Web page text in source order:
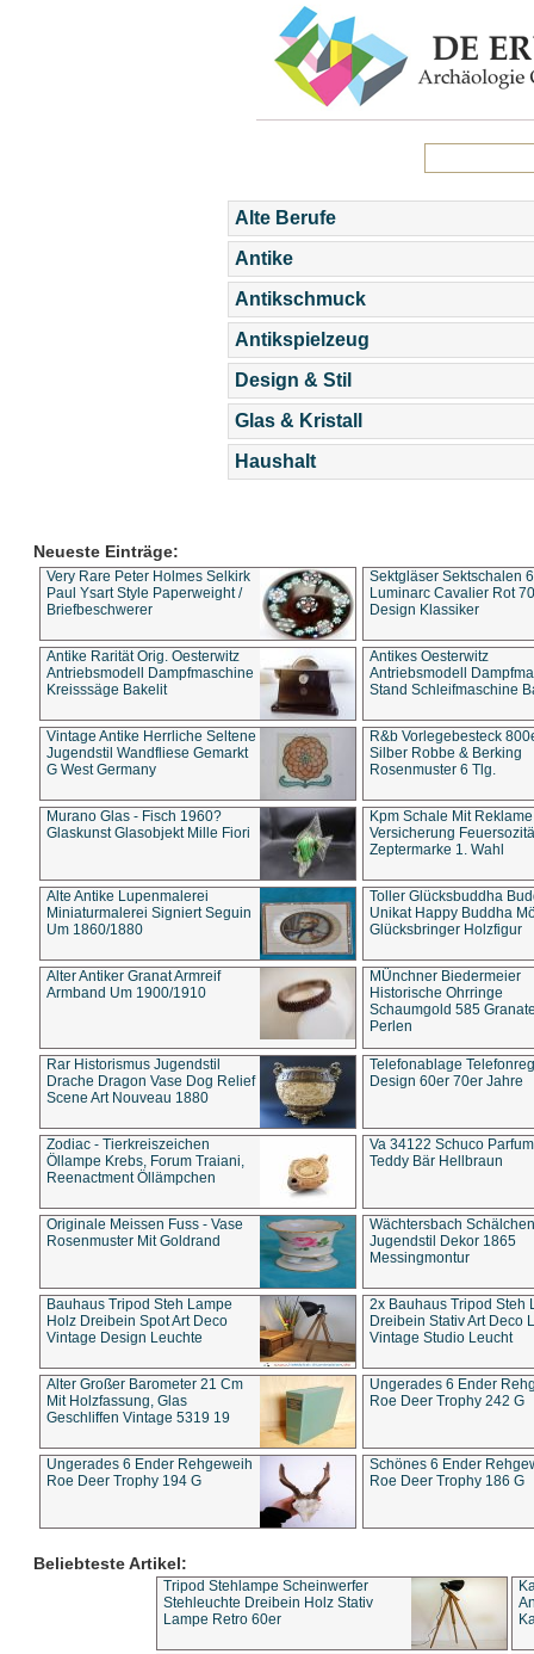
Alte Berufe
Antike
Antikschmuck
Antikspielzeug
Design & Stil
Glas & Kristall
Haushalt
Neueste Einträge:
Very Rare Peter Holmes Selkirk
Paul Ysart Style Paperweight /
Briefbeschwerer
Sektgläser Sektschalen
Luminarc Cavalier Rot
Design Klassiker
Antike Rarität Orig. Oesterwitz
Antriebsmodell Dampfmaschine
Kreisssäge Bakelit
Antikes Oesterwitz
Antriebsmodell
Stand Schleifmaschine
Vintage Antike Herrliche Seltene
Jugendstil Wandfliese Gemarkt
G West Germany
R&b Vorlegebesteck
Silber Robbe & Berking
Rosenmuster 6 Tlg.
Murano Glas - Fisch 1960?
Glaskunst Glasobjekt Mille Fiori
Kpm Schale Mit Reklame
Versicherung
Zeptermarke 1. Wahl
Alte Antike Lupenmalerei
Miniaturmalerei Signiert Seguin
Um 1860/1880
Toller Glücksbuddha
Unikat Happy Buddha
Glücksbringer Holzfigur
Alter Antiker Granat Armreif
Armband Um 1900/1910
MÜnchner Biedermeier
Historische Ohrringe
Schaumgold 585
Perlen
Rar Historismus Jugendstil
Drache Dragon Vase Dog Relief
Scene Art Nouveau 1880
Telefonablage
Design 60er 70er Jahre
Zodiac - Tierkreiszeichen
Öllampe Krebs, Forum Traiani,
Reenactment Öllämpchen
Va 34122 Schuco
Teddy Bär Hellbraun
Originale Meissen Fuss - Vase
Rosenmuster Mit Goldrand
Wächtersbach Schälchen
Jugendstil Dekor 1865
Messingmontur
Bauhaus Tripod Steh Lampe
Holz Dreibein Spot Art Deco
Vintage Design Leuchte
2x Bauhaus Tripod Steh
Dreibein Stativ Art Deco
Vintage Studio Leucht
Alter Großer Barometer 21 Cm
Mit Holzfassung, Glas
Geschliffen Vintage 5319 19
Ungerades 6 Ender
Roe Deer Trophy 242 G
Ungerades 6 Ender Rehgeweih
Roe Deer Trophy 194 G
Schönes 6 Ender
Roe Deer Trophy 186 G
Beliebteste Artikel:
Tripod Stehlampe Scheinwerfer
Stehleuchte Dreibein Holz Stativ
Lampe Retro 60er